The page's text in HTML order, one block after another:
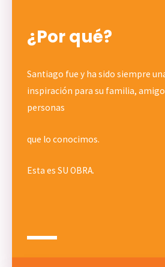
¿Por qué?
Santiago fue y ha sido siempre
inspiración para su familia,
personas
que lo conocimos.
Esta es SU OBRA.